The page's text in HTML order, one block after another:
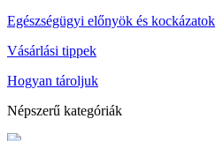
Egészségügyi előnyök és kockázatok
Vásárlási tippek
Hogyan tároljuk
Népszerű kategóriák